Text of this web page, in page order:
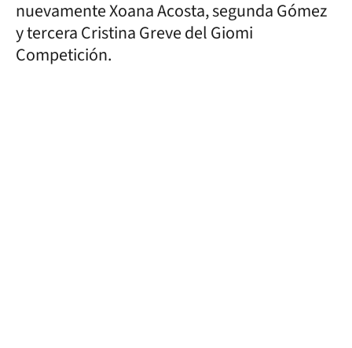
nuevamente Xoana Acosta, segunda Gómez
y tercera Cristina Greve del Giomi
Competición.